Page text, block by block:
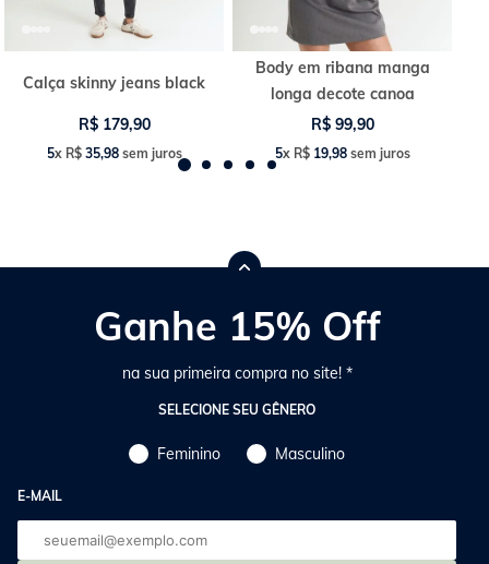
Calça skinny jeans black
R$ 179,90
5x R$ 35,98sem juros
Body em ribana manga
longa decote canoa
R$ 99,90
5x R$ 19,98sem juros
Ganhe 15% Off
na sua primeira compra no site! *
SELECIONE SEU GÊNERO
Feminino Masculino
E-MAIL
E-
mail